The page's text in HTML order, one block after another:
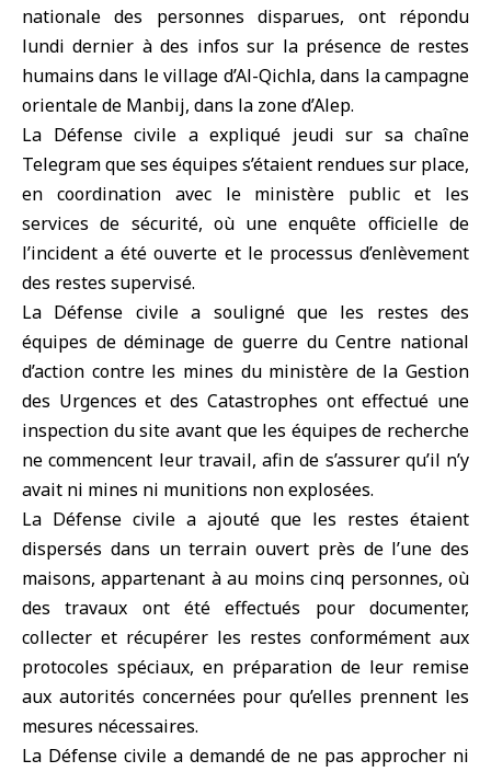
nationale des personnes disparues, ont répondu
lundi dernier à des infos sur la présence de restes
humains dans le village d’Al-Qichla, dans la campagne
orientale de Manbij, dans la zone d’Alep‎‎.‎
‎La ‎ Défense civile‎ ‎ a expliqué jeudi sur sa chaîne
Telegram que ses équipes s’étaient rendues sur place,
en coordination avec le ministère public et les
services de sécurité, où une enquête officielle de
l’incident a été ouverte et le processus d’enlèvement
des restes supervisé.‎
‎La Défense civile a souligné que les restes des
équipes de déminage de guerre du Centre national
d’action contre les mines du ministère de la Gestion
des Urgences et des Catastrophes ont effectué une
inspection du site avant que les équipes de recherche
ne commencent leur travail, afin de s’assurer qu’il n’y
avait ni mines ni munitions non explosées.‎
‎La Défense civile a ajouté que les restes étaient
dispersés dans un terrain ouvert près de l’une des
maisons, appartenant à au moins cinq personnes, où
des travaux ont été effectués pour documenter,
collecter et récupérer les restes conformément aux
protocoles spéciaux, en préparation de leur remise
aux autorités concernées pour qu’elles prennent les
mesures nécessaires.‎
‎La Défense civile a demandé de ne pas approcher ni